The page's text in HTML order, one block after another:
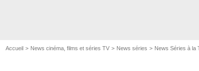
Accueil News cinéma, films et séries TV News séries News Séries à la